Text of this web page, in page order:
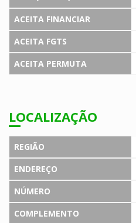
ACEITA FINANCIAR
ACEITA FGTS
ACEITA PERMUTA
LOCALIZAÇÃO
REGIÃO
ENDEREÇO
NÚMERO
COMPLEMENTO